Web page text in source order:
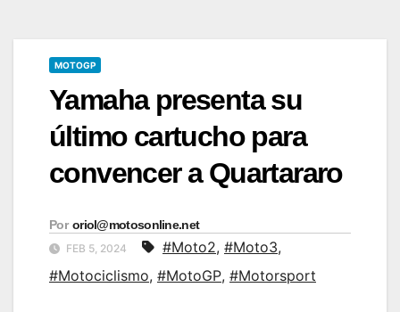
MOTOGP
Yamaha presenta su
último cartucho para
convencer a Quartararo
Por oriol@motosonline.net
FEB 5, 2024 #Moto2, #Moto3,
#Motociclismo, #MotoGP, #Motorsport